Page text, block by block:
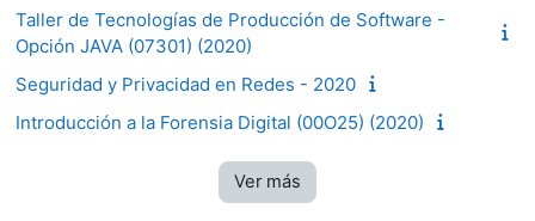
Taller de Tecnologías de Producción de Software -
Opción JAVA (07301) (2020)
Seguridad y Privacidad en Redes - 2020
Introducción a la Forensia Digital (00O25) (2020)
Ver más